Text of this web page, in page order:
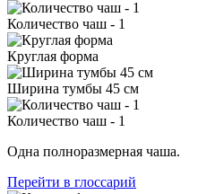
Количество чаш - 1
Круглая форма
Ширина тумбы 45 см
Количество чаш - 1
Одна полноразмерная чаша.
Перейти в глоссарий